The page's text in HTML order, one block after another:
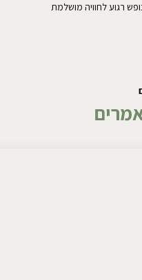
רגוע לחוויה מושלמת